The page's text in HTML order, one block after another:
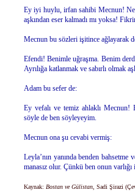
Ey iyi huylu, irfan sahibi Mecnun!
aşkından eser kalmadı mı yoksa!
Mecnun bu sözleri işitince ağlayarak
Efendi! Benimle uğraşma. Benim
Ayrılığa katlanmak ve sabırlı olmak
Adam bu sefer de:
Ey vefalı ve temiz ahlaklı Mecnun!
söyle de ben söyleyeyim.
Mecnun ona şu cevabi vermiş:
Leyla’nın yanında benden
manasız olur. Çünkü ben onun
Kaynak: Bostan ve Gülistan , Sadi Şirazi